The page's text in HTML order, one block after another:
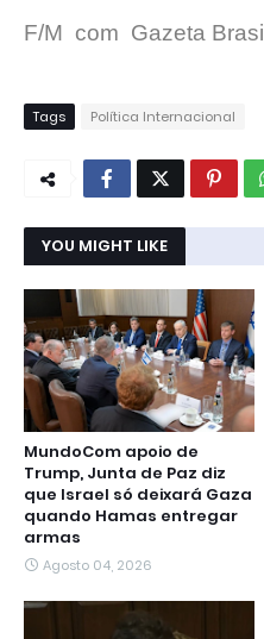
F/M com Gazeta Brasil
Tags Política Internacional
YOU MIGHT LIKE
MundoCom apoio de
Trump, Junta de Paz diz
que Israel só deixará Gaza
quando Hamas entregar
armas
Agosto 04, 2026